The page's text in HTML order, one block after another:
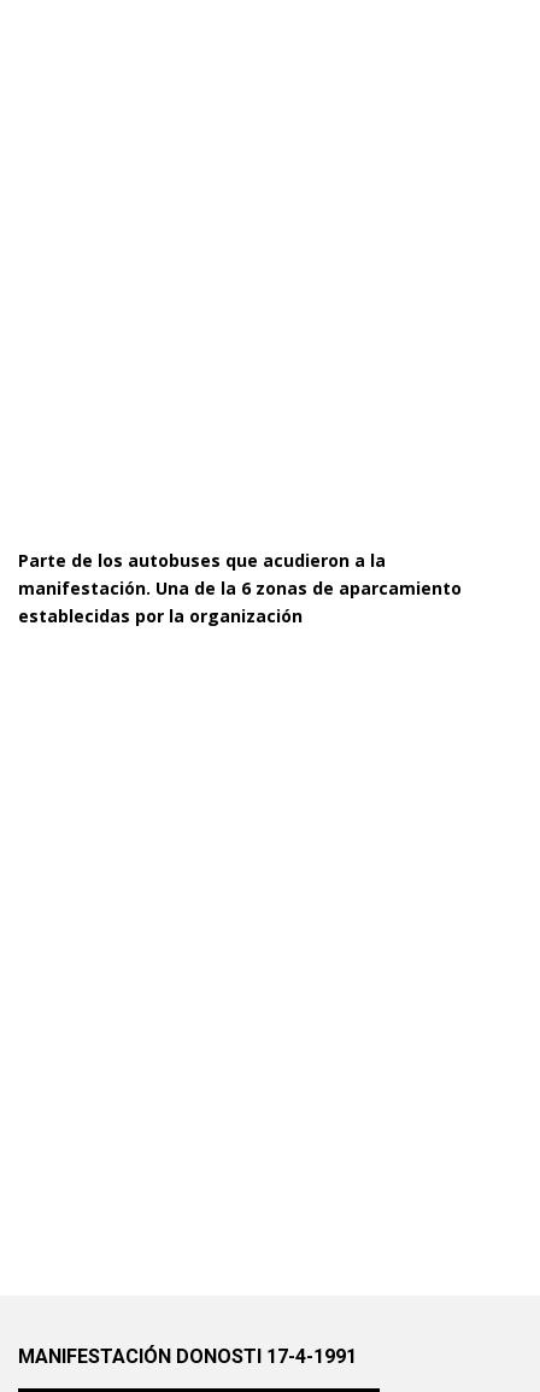
Parte de los autobuses que acudieron a la
manifestación. Una de la 6 zonas de aparcamiento
establecidas por la organización
MANIFESTACIÓN DONOSTI 17-4-1991